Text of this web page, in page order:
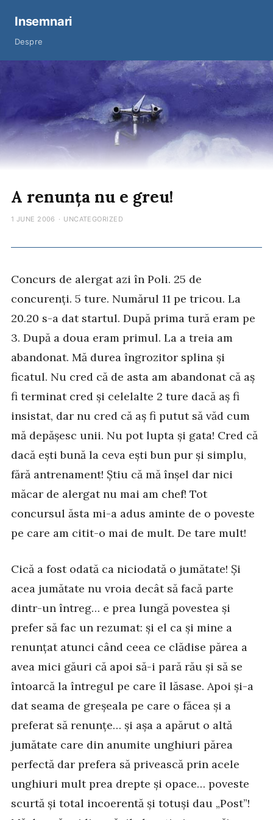
Insemnari
Despre
A renunța nu e greu!
1 JUNE 2006 · UNCATEGORIZED
Concurs de alergat azi în Poli. 25 de
concurenți. 5 ture. Numărul 11 pe tricou. La
20.20 s-a dat startul. După prima tură eram pe
3. După a doua eram primul. La a treia am
abandonat. Mă durea îngrozitor splina și
ficatul. Nu cred că de asta am abandonat că aș
fi terminat cred și celelalte 2 ture dacă aș fi
insistat, dar nu cred că aș fi putut să văd cum
mă depășesc unii. Nu pot lupta și gata! Cred că
dacă ești bună la ceva ești bun pur și simplu,
fără antrenament! Știu că mă înșel dar nici
măcar de alergat nu mai am chef! Tot
concursul ăsta mi-a adus aminte de o poveste
pe care am citit-o mai de mult. De tare mult!
Cică a fost odată ca niciodată o jumătate! Și
acea jumătate nu vroia decât să facă parte
dintr-un întreg… e prea lungă povestea și
prefer să fac un rezumat: și el ca și mine a
renunțat atunci când ceea ce clădise părea a
avea mici găuri că apoi să-i pară rău și să se
întoarcă la întregul pe care îl lăsase. Apoi și-a
dat seama de greșeala pe care o făcea și a
preferat să renunțe… și așa a apărut o altă
jumătate care din anumite unghiuri părea
perfectă dar prefera să privească prin acele
unghiuri mult prea drepte și opace… poveste
scurtă și total incoerentă și totuși dau „Post”!